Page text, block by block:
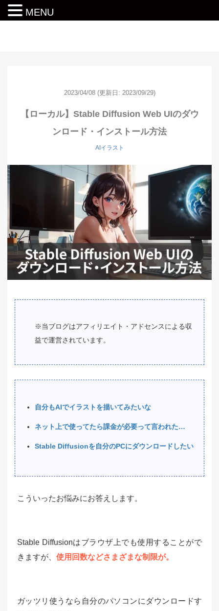
2023/04/08 (更新日: 2023/09/29)
【ローカル】Stable Diffusion Web UIのダウ
ンロード・インストール方法
AIイラスト
※当ブログはアフィリエイト・アドセンスによる収
益で運営されています。
自分もAIでイラストを描いてみたいな
ネット上で使ってたら課金が必要って言われた…
Stable Diffusionを自分のPCにダウンロードしたい
こういったお悩みにお答えします。
Stable Diffusionはブラウザ上でも使用することがで
きますが、 使用回数などさまざまな制限が。
ガッツリ使うなら自分のパソコンにダウンロードす
MENU